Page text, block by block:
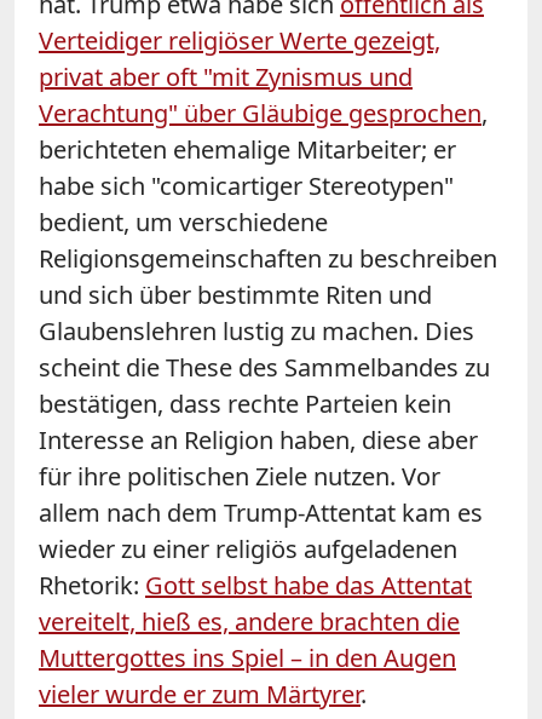
Verteidiger religiöser Werte gezeigt,
privat aber oft "mit Zynismus und
Verachtung" über Gläubige gesprochen,
berichteten ehemalige Mitarbeiter; er
habe sich "comicartiger Stereotypen"
bedient, um verschiedene
Religionsgemeinschaften zu beschreiben
und sich über bestimmte Riten und
Glaubenslehren lustig zu machen. Dies
scheint die These des Sammelbandes zu
bestätigen, dass rechte Parteien kein
Interesse an Religion haben, diese aber
für ihre politischen Ziele nutzen. Vor
allem nach dem Trump-Attentat kam es
wieder zu einer religiös aufgeladenen
Rhetorik: Gott selbst habe das Attentat
vereitelt, hieß es, andere brachten die
Muttergottes ins Spiel – in den Augen
vieler wurde er zum Märtyrer.